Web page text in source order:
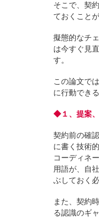
そこで、契
ておくこと
擬態的なチ
は今すぐ見
す。
この論文で
に行動でき
◆１、提案
契約前の確
に書く技術
コーディネ
用語が、自
ぶしておく
また、契約
る認識のギ